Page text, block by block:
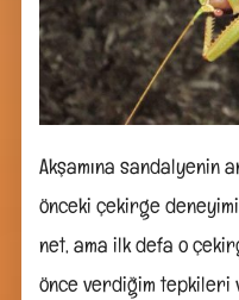
Akşamına sandalyenin
önceki çekirge
net, ama ilk defa o
önce verdiğim tepkileri